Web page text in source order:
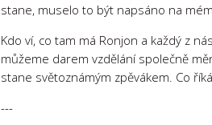
stane, muselo to být napsáno na
Kdo ví, co tam má Ronjon a každý z
můžeme darem vzdělání společně
stane světoznámým zpěvákem. Co
---